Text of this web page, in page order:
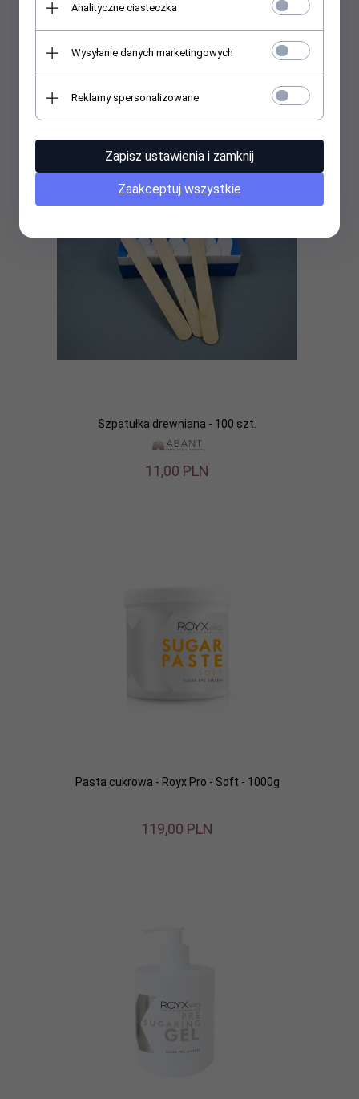
Szpatułka drewniana - 100 szt.
11,00 PLN
Pasta cukrowa - Royx Pro - Soft - 1000g
119,00 PLN
Analityczne ciasteczka
Wysyłanie danych marketingowych
Reklamy spersonalizowane
Zapisz ustawienia i zamknij
Zaakceptuj wszystkie